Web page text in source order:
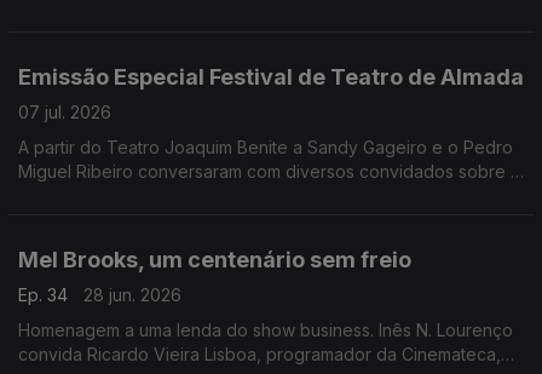
Emissão Especial Festival de Teatro de Almada
07 jul. 2026
A partir do Teatro Joaquim Benite a Sandy Gageiro e o Pedro
Miguel Ribeiro conversaram com diversos convidados sobre o
Mel Brooks, um centenário sem freio
Ep. 34
28 jun. 2026
Homenagem a uma lenda do show business. Inês N. Lourenço
convida Ricardo Vieira Lisboa, programador da Cinemateca,